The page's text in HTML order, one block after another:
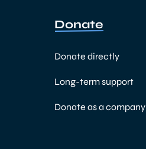
Donate
Donate directly
Long-term support
Donate as a company